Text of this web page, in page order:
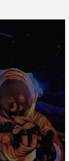
a
pedig postai